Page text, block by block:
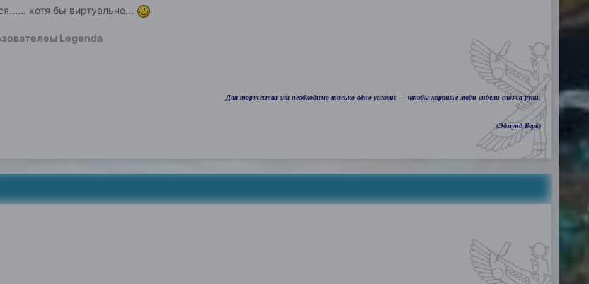
хотя бы виртуально...
Legenda
Для торжества зла необходимо только одно условие — чтобы хорошие люди сидели сложа руки.
(Эдмунд Берк)